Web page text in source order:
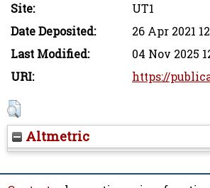
Site:
UT1
Date Deposited:
26 Apr 2021
Last Modified:
04 Nov 2025
URI:
https://
Altmetric